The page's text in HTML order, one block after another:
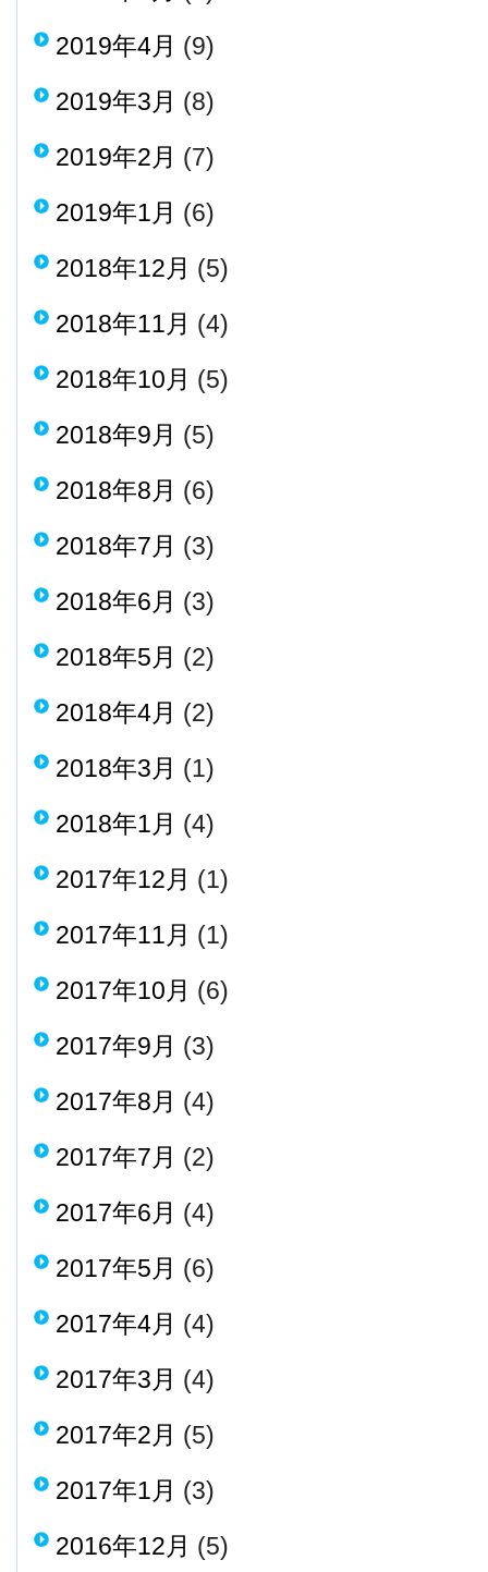
2019年4月 (9)
2019年3月 (8)
2019年2月 (7)
2019年1月 (6)
2018年12月 (5)
2018年11月 (4)
2018年10月 (5)
2018年9月 (5)
2018年8月 (6)
2018年7月 (3)
2018年6月 (3)
2018年5月 (2)
2018年4月 (2)
2018年3月 (1)
2018年1月 (4)
2017年12月 (1)
2017年11月 (1)
2017年10月 (6)
2017年9月 (3)
2017年8月 (4)
2017年7月 (2)
2017年6月 (4)
2017年5月 (6)
2017年4月 (4)
2017年3月 (4)
2017年2月 (5)
2017年1月 (3)
2016年12月 (5)